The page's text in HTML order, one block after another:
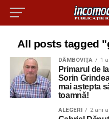
All posts tagged
DÂMBOVIŢA 1
Primarul de
Sorin
mai aștepta
toamnă!
ALEGERI 2 ani